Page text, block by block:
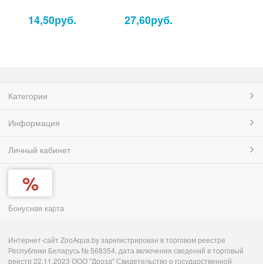
14,50руб. 27,60руб.
Категории
Информация
Личный кабинет
Бонусная карта
Интернет-сайт ZooAqua.by зарегистрирован в торговом реестре
Республики Беларусь № 568354, дата включения сведений в торговый
реестр 22.11.2023 ООО "Дрозд" Свидетельство о государственной